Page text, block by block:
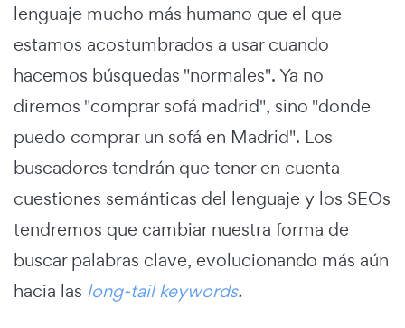
lenguaje mucho más humano que el que
estamos acostumbrados a usar cuando
hacemos búsquedas "normales". Ya no
diremos "comprar sofá madrid", sino "donde
puedo comprar un sofá en Madrid". Los
buscadores tendrán que tener en cuenta
cuestiones semánticas del lenguaje y los SEOs
tendremos que cambiar nuestra forma de
buscar palabras clave, evolucionando más aún
hacia las long-tail keywords.